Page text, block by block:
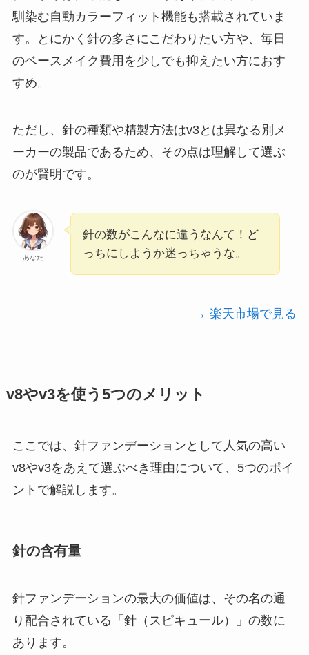
馴染む自動カラーフィット機能も搭載されていま
す。とにかく針の多さにこだわりたい方や、毎日
のベースメイク費用を少しでも抑えたい方におす
すめ。
ただし、針の種類や精製方法はv3とは異なる別メ
ーカーの製品であるため、その点は理解して選ぶ
のが賢明です。
あなた
針の数がこんなに違うなんて！ど
っちにしようか迷っちゃうな。
→ 楽天市場で見る
v8やv3を使う5つのメリット
ここでは、針ファンデーションとして人気の高い
v8やv3をあえて選ぶべき理由について、5つのポイ
ントで解説します。
針の含有量
針ファンデーションの最大の価値は、その名の通
り配合されている「針（スピキュール）」の数に
あります。